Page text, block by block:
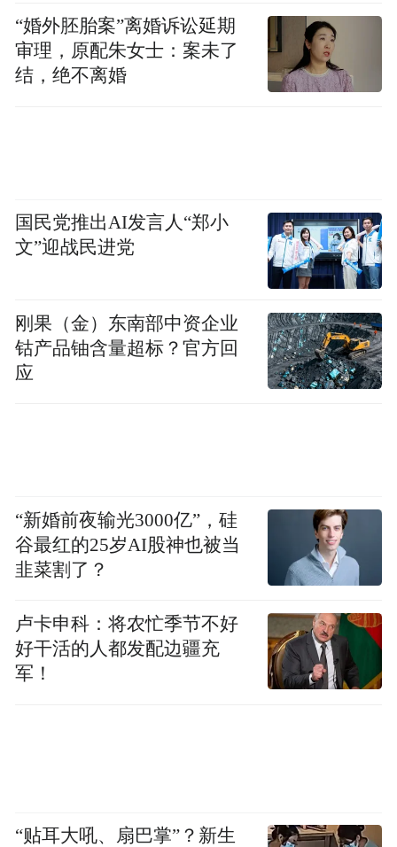
“婚外胚胎案”离婚诉讼延期
审理，原配朱女士：案未了
结，绝不离婚
国民党推出AI发言人“郑小
文”迎战民进党
刚果（金）东南部中资企业
钴产品铀含量超标？官方回
应
“新婚前夜输光3000亿”，硅
谷最红的25岁AI股神也被当
韭菜割了？
卢卡申科：将农忙季节不好
好干活的人都发配边疆充
军！
“贴耳大吼、扇巴掌”？新生